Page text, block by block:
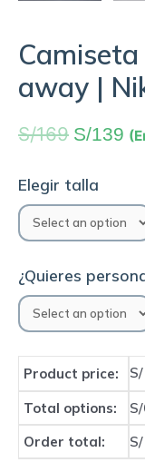
away |
S/169 S/139
Elegir talla
¿Quieres
Product price:
Total options:
Order total: